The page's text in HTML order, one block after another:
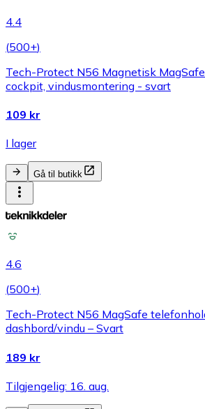
4.4
(500+)
Tech-Protect N56 Magnetisk
cockpit, vindusmontering - svart
109 kr
I lager
Gå til butikk
4.6
(500+)
Tech-Protect N56 MagSafe
dashbord/vindu – Svart
189 kr
Tilgjengelig: 16. aug.